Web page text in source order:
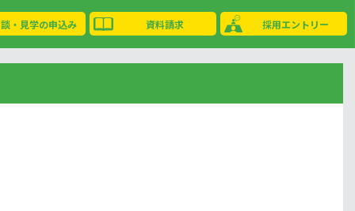
・見学の申込み 資料請求 採用エントリー